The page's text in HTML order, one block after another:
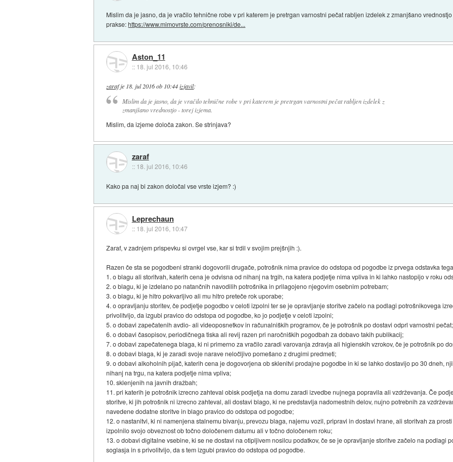
Mislim da je jasno, da je vračilo tehnične robe v pri katerem je pretrgan varnostni pečat rabljen izdelek z zmanjšano
prakse:https://www.mimovrste.com/prenosniki/de...
Aston_11
:: 18. jul 2016, 10:46
zarafje 18. jul 2016 ob 10:44 izjavil:
Mislim da je jasno, da je vračilo tehnične robe v pri katerem je pretrgan varnostni pečat rabljen izdelek z
zmanjšano vrednostjo - torej izjema.
Mislim, da izjeme določa zakon. Se strinjava?
zaraf
:: 18. jul 2016, 10:46
Kako pa naj bi zakon določal vse vrste izjem? :)
Leprechaun
:: 18. jul 2016, 10:47
Zaraf, v zadnjem prispevku si ovrgel vse, kar si trdil v svojim prejšnjih :).
Razen če sta se pogodbeni stranki dogovorili drugače, potrošnik nima pravice do odstopa od pogodbe iz prvega odstavka
1. o blagu ali storitvah, katerih cena je odvisna od nihanj na trgih, na katera podjetje nima vpliva in ki lahko nastopijo v roku
2. o blagu, ki je izdelano po natančnih navodilih potrošnika in prilagojeno njegovim osebnim potrebam;
3. o blagu, ki je hitro pokvarljivo ali mu hitro preteče rok uporabe;
4. o opravljanju storitev, če podjetje pogodbo v celoti izpolni ter se je opravljanje storitve začelo na podlagi potrošnikovega
privolitvijo, da izgubi pravico do odstopa od pogodbe, ko jo podjetje v celoti izpolni;
5. o dobavi zapečatenih avdio- ali videoposnetkov in računalniških programov, če je potrošnik po dostavi odprl varnostni pečat;
6. o dobavi časopisov, periodičnega tiska ali revij razen pri naročniških pogodbah za dobavo takih publikacij;
7. o dobavi zapečatenega blaga, ki ni primerno za vračilo zaradi varovanja zdravja ali higienskih vzrokov, če je potrošnik po
8. o dobavi blaga, ki je zaradi svoje narave neločljivo pomešano z drugimi predmeti;
9. o dobavi alkoholnih pijač, katerih cena je dogovorjena ob sklenitvi prodajne pogodbe in ki se lahko dostavijo po 30 dneh,
nihanj na trgu, na katera podjetje nima vpliva;
10. sklenjenih na javnih dražbah;
11. pri katerih je potrošnik izrecno zahteval obisk podjetja na domu zaradi izvedbe nujnega popravila ali vzdrževanja. Če
storitve, ki jih potrošnik ni izrecno zahteval, ali dostavi blago, ki ne predstavlja nadomestnih delov, nujno potrebnih za
navedene dodatne storitve in blago pravico do odstopa od pogodbe;
12. o nastanitvi, ki ni namenjena stalnemu bivanju, prevozu blaga, najemu vozil, pripravi in dostavi hrane, ali storitvah za
izpolnilo svojo obveznost ob točno določenem datumu ali v točno določenem roku;
13. o dobavi digitalne vsebine, ki se ne dostavi na otipljivem nosilcu podatkov, če se je opravljanje storitve začelo na podlagi
soglasja in s privolitvijo, da s tem izgubi pravico do odstopa od pogodbe.